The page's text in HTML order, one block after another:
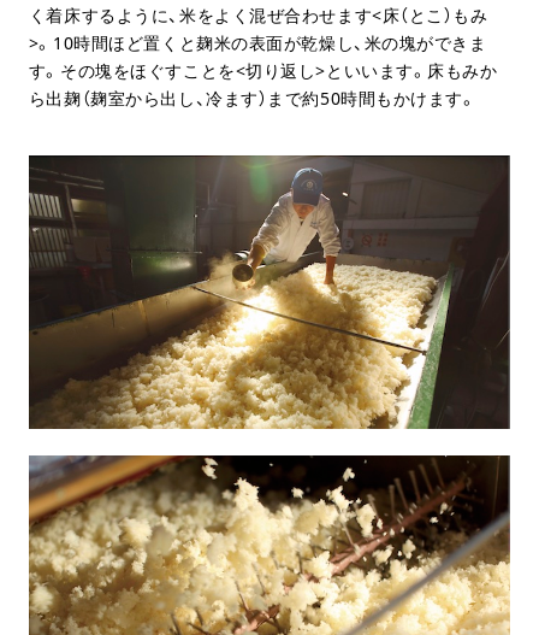
く着床するように、米をよく混ぜ合わせます<床（とこ）もみ
>。10時間ほど置くと麹米の表面が乾燥し、米の塊ができま
す。その塊をほぐすことを<切り返し>といいます。床もみか
ら出麹（麹室から出し、冷ます）まで約50時間もかけます。